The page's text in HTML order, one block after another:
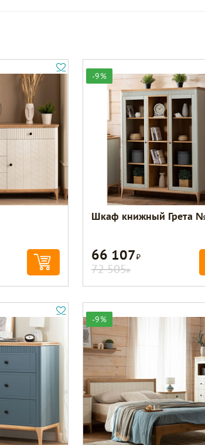
-9%
Шкаф книжный Грета
66 107Р
72 505Р
-9%